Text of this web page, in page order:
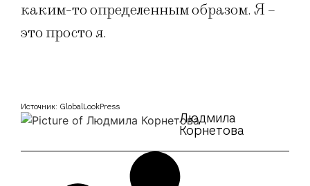
каким-то определенным образом. Я –
это просто я.
Людмила
Корнетова
Источник: GlobalLookPress